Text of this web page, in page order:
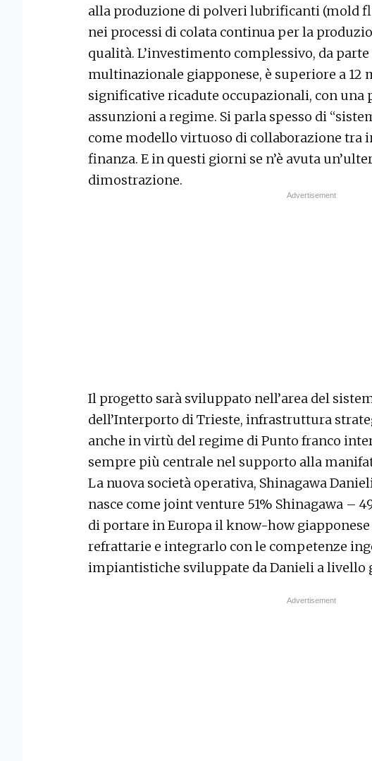
alla produzione di polveri lubrificanti (mold
nei processi di colata continua per la
qualità. L’investimento complessivo, da
multinazionale giapponese, è superiore a 12
significative ricadute occupazionali, con una
assunzioni a regime. Si parla spesso di
come modello virtuoso di collaborazione tra
finanza. E in questi giorni se n’è avuta
dimostrazione.
Il progetto sarà sviluppato nell’area del
dell’Interporto di Trieste, infrastruttura
anche in virtù del regime di Punto franco
sempre più centrale nel supporto alla
La nuova società operativa, Shinagawa
nasce come joint venture 51% Shinagawa –
di portare in Europa il know-how
refrattarie e integrarlo con le competenze
impiantistiche sviluppate da Danieli a livello